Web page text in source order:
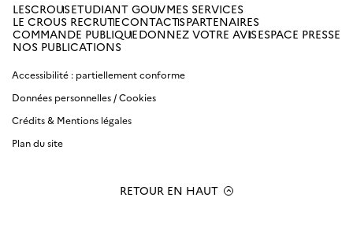
Amiens
Picardie
Antilles
Guyane
Bordeaux-
LESCROUSETUDIANT GOUVMES SERVICES
LE CROUS RECRUTECONTACTSPARTENAIRES
COMMANDE PUBLIQUEDONNEZ VOTRE AVISESPACE PRESSE
NOS PUBLICATIONS
Accessibilité : partiellement conforme
Données personnelles / Cookies
Crédits & Mentions légales
Plan du site
RETOUR EN HAUT